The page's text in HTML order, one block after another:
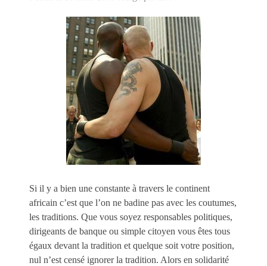
Si il y a bien une constante à travers le continent
africain c’est que l’on ne badine pas avec les coutumes,
les traditions. Que vous soyez responsables politiques,
dirigeants de banque ou simple citoyen vous êtes tous
égaux devant la tradition et quelque soit votre position,
nul n’est censé ignorer la tradition. Alors en solidarité